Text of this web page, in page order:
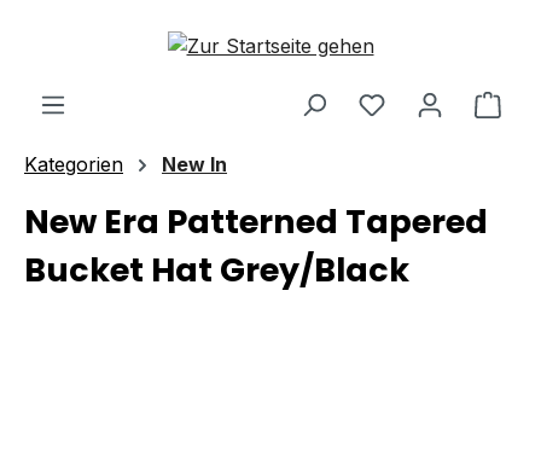
Zum Hauptinhalt springen
Kategorien New In
New Era Patterned Tapered
Bucket Hat Grey/Black